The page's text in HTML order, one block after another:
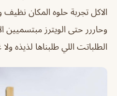
الاكل تجربة حلوه المكان
وحاررر حتى الويترز
الطلباتت اللي طلبناها لذيذه